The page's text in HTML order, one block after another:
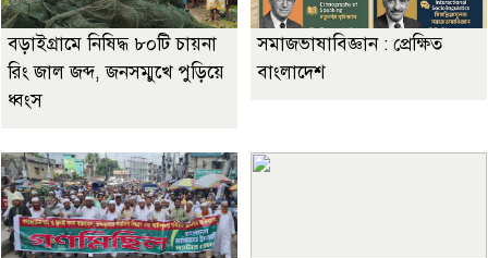
বড়াইগ্রামে নিষিদ্ধ ৮০টি চায়না
রিং জাল জব্দ, জনসম্মুখে পুড়িয়ে
ধ্বংস
সমাজভাষাবিজ্ঞান : প্রেক্ষিত
বাংলাদেশ